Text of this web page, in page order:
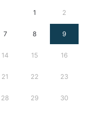
1 2
7 8 9
14 15 16
21 22 23
28 29 30